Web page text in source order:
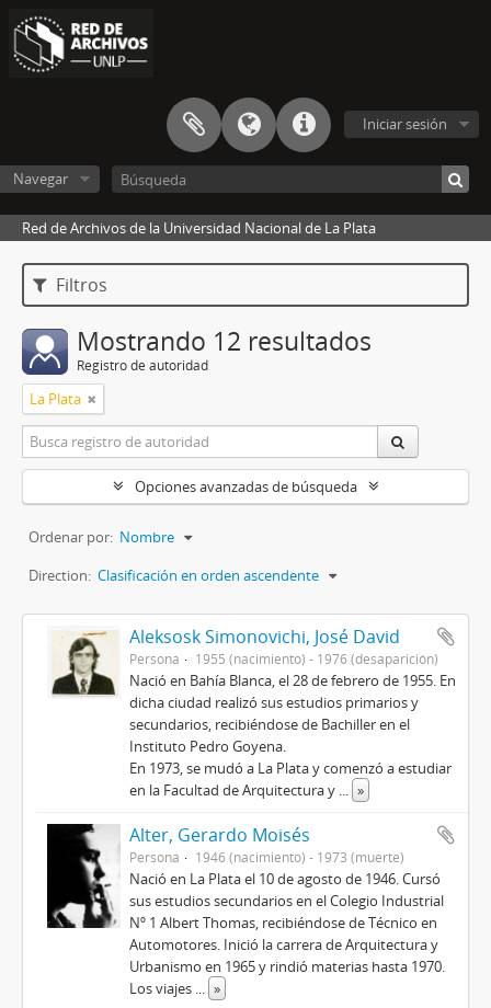
Iniciar sesión
Navegar
Red de Archivos de la Universidad Nacional de La Plata
Filtros
Mostrando 12 resultados
Registro de autoridad
La Plata
Opciones avanzadas de búsqueda
Ordenar por: Nombre
Direction: Clasificación en orden ascendente
Aleksosk Simonovichi, José David
Persona 1955 (nacimiento) - 1976 (desaparición)
Nació en Bahía Blanca, el 28 de febrero de 1955. En
dicha ciudad realizó sus estudios primarios y
secundarios, recibiéndose de Bachiller en el
Instituto Pedro Goyena.
En 1973, se mudó a La Plata y comenzó a estudiar
en la Facultad de Arquitectura y ... »
Alter, Gerardo Moisés
Persona 1946 (nacimiento) - 1973 (muerte)
Nació en La Plata el 10 de agosto de 1946. Cursó
sus estudios secundarios en el Colegio Industrial
Nº 1 Albert Thomas, recibiéndose de Técnico en
Automotores. Inició la carrera de Arquitectura y
Urbanismo en 1965 y rindió materias hasta 1970.
Los viajes ... »